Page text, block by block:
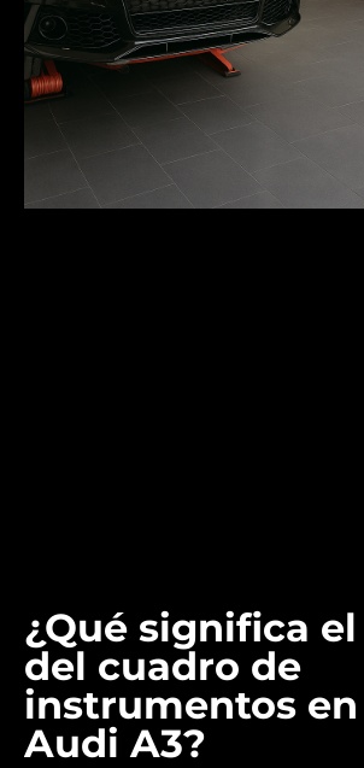
¿Qué significa
del cuadro de
instrumentos
Audi A3?